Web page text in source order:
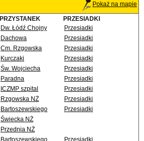
Pokaż na mapie
PRZYSTANEK
PRZESIADKI
Dw. Łódź Chojny
Przesiadki
Dachowa
Przesiadki
Cm. Rzgowska
Przesiadki
Kurczaki
Przesiadki
Św. Wojciecha
Przesiadki
Paradna
Przesiadki
ICZMP szpital
Przesiadki
Rzgowska NŻ
Przesiadki
Bartoszewskiego
Przesiadki
Świecka NŻ
Przednia NŻ
Bartoszewskiego Przesiadki